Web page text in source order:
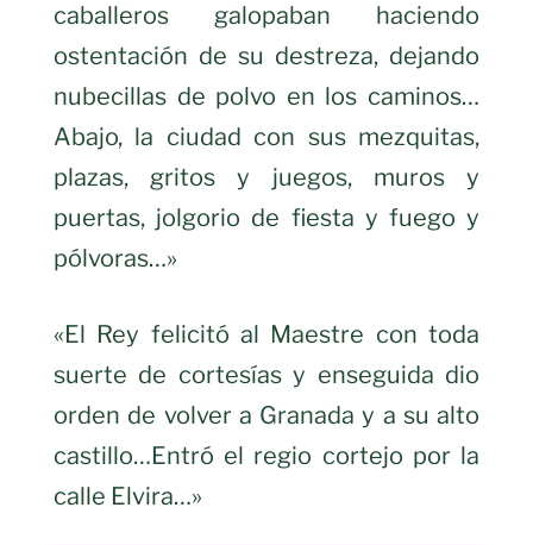
caballeros galopaban haciendo
ostentación de su destreza, dejando
nubecillas de polvo en los caminos…
Abajo, la ciudad con sus mezquitas,
plazas, gritos y juegos, muros y
puertas, jolgorio de fiesta y fuego y
pólvoras…»
«El Rey felicitó al Maestre con toda
suerte de cortesías y enseguida dio
orden de volver a Granada y a su alto
castillo…Entró el regio cortejo por la
calle Elvira…»